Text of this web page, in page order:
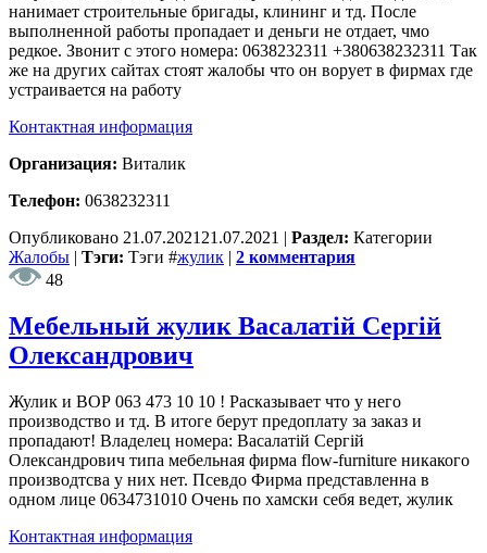
нанимает строительные бригады, клининг и тд. После
выполненной работы пропадает и деньги не отдает, чмо
редкое. Звонит с этого номера: 0638232311 +380638232311 Так
же на других сайтах стоят жалобы что он ворует в фирмах где
устраивается на работу
Контактная информация
Организация: Виталик
Телефон: 0638232311
Опубликовано 21.07.2021 21.07.2021 | Раздел: Категории
Жалобы | Тэги: Тэги #жулик | 2 комментария
48
Мебельный жулик Васалатій Сергій
Олександрович
Жулик и ВОР 063 473 10 10 ! Расказывает что у него
производство и тд. В итоге берут предоплату за заказ и
пропадают! Владелец номера: Васалатій Сергій
Олександрович типа мебельная фирма flow-furniture никакого
производтсва у них нет. Псевдо Фирма представленна в
одном лице 0634731010 Очень по хамски себя ведет, жулик
Контактная информация